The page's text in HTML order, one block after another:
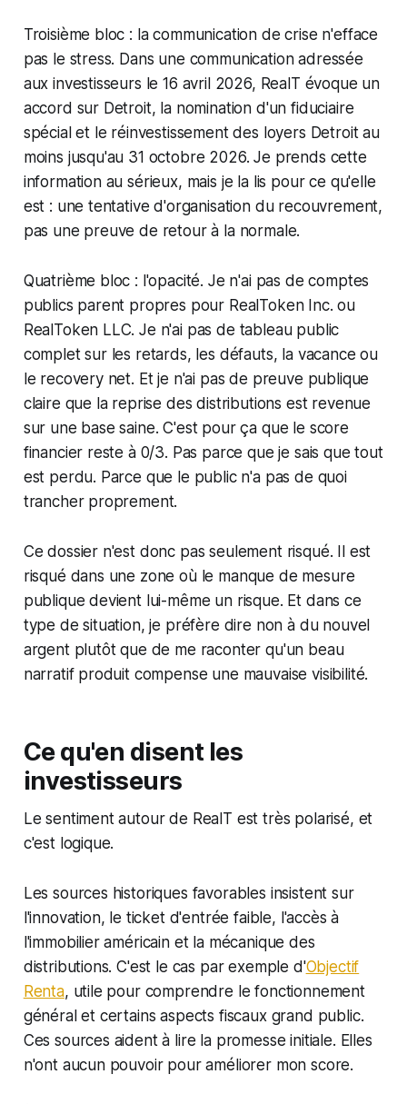
Troisième bloc : la communication de crise n'efface
pas le stress. Dans une communication adressée
aux investisseurs le 16 avril 2026, RealT évoque un
accord sur Detroit, la nomination d'un fiduciaire
spécial et le réinvestissement des loyers Detroit au
moins jusqu'au 31 octobre 2026. Je prends cette
information au sérieux, mais je la lis pour ce qu'elle
est : une tentative d'organisation du recouvrement,
pas une preuve de retour à la normale.
Quatrième bloc : l'opacité. Je n'ai pas de comptes
publics parent propres pour RealToken Inc. ou
RealToken LLC. Je n'ai pas de tableau public
complet sur les retards, les défauts, la vacance ou
le recovery net. Et je n'ai pas de preuve publique
claire que la reprise des distributions est revenue
sur une base saine. C'est pour ça que le score
financier reste à 0/3. Pas parce que je sais que tout
est perdu. Parce que le public n'a pas de quoi
trancher proprement.
Ce dossier n'est donc pas seulement risqué. Il est
risqué dans une zone où le manque de mesure
publique devient lui-même un risque. Et dans ce
type de situation, je préfère dire non à du nouvel
argent plutôt que de me raconter qu'un beau
narratif produit compense une mauvaise visibilité.
Ce qu'en disent les
investisseurs
Le sentiment autour de RealT est très polarisé, et
c'est logique.
Les sources historiques favorables insistent sur
l'innovation, le ticket d'entrée faible, l'accès à
l'immobilier américain et la mécanique des
distributions. C'est le cas par exemple d'Objectif
Renta, utile pour comprendre le fonctionnement
général et certains aspects fiscaux grand public.
Ces sources aident à lire la promesse initiale. Elles
n'ont aucun pouvoir pour améliorer mon score.